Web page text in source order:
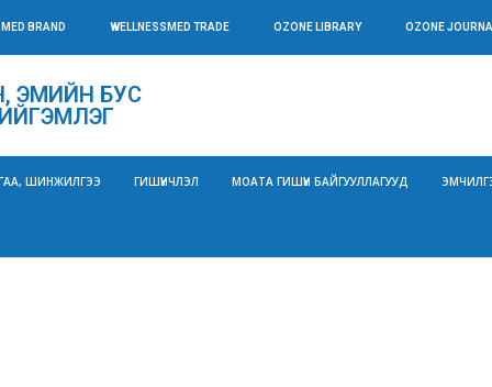
BRAND WELLNESSMED TRADE OZONE LIBRARY OZONE
ЭМИЙН БУС
ШИНЖИЛГЭЭ ГИШҮҮНЧЛЭЛ МОАТА ГИШҮҮН БАЙГУУЛЛАГУУД